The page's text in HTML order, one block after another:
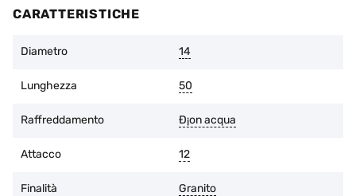
dell'utensile non sono state violate.
dell'altezza iniziale.
acquisto, se l'imballaggio originale è intatto e non ci sono
CARATTERISTICHE
Diametro 14
Lunghezza 50
Raffreddamento Ð¡on acqua
Attacco 12
Finalità Granito